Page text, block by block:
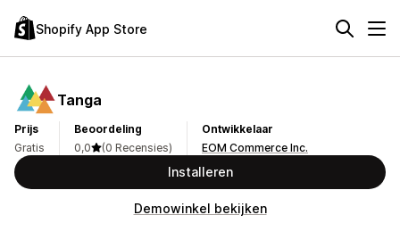
Shopify App Store
Tanga
Prijs
Gratis
Beoordeling
0,0
(0 Recensies)
Ontwikkelaar
EOM Commerce Inc.
Installeren
Demowinkel bekijken